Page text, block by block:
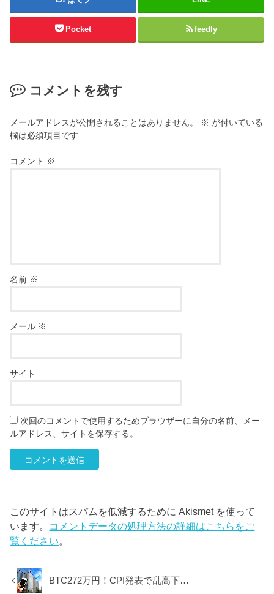
Pocket feedly
コメントを残す
メールアドレスが公開されることはありません。 ※ が付いている
欄は必須項目です
コメント ※
名前 ※
メール ※
サイト
次回のコメントで使用するためブラウザーに自分の名前、メー
ルアドレス、サイトを保存する。
このサイトはスパムを低減するために Akismet を使って
います。 コメントデータの処理方法の詳細はこちらをご
覧ください
BTC272万円！CPI発表で乱高下…